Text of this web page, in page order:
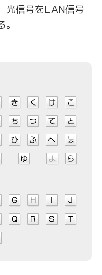
光信号をLAN信号